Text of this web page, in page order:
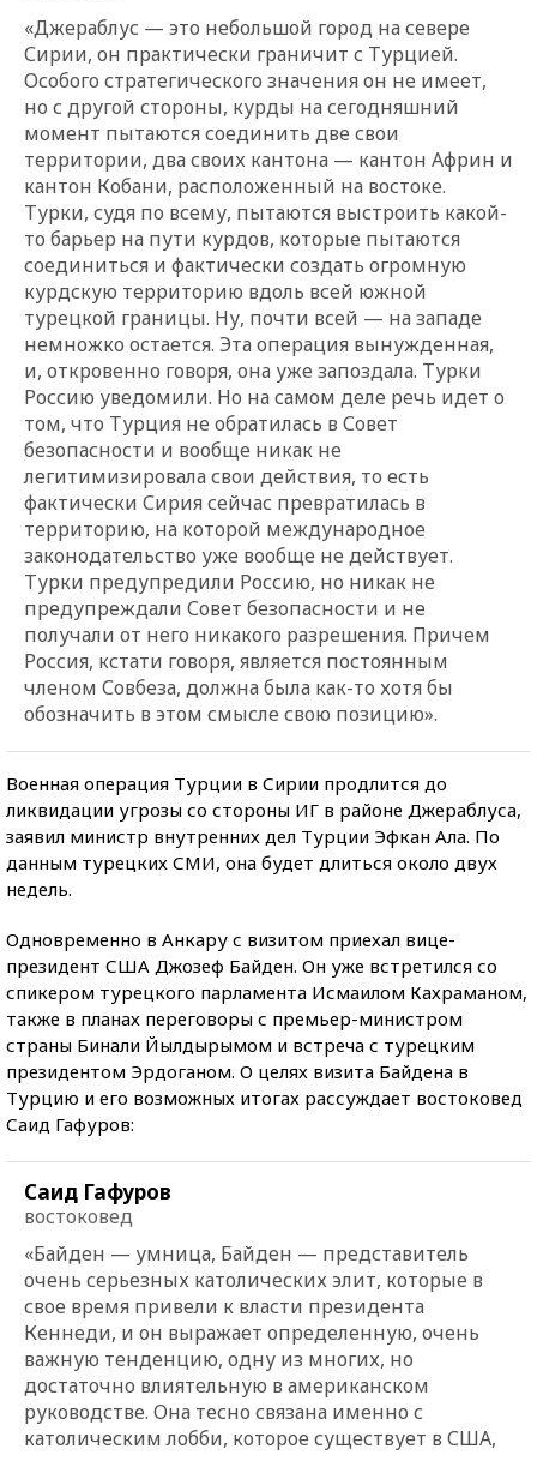
«Джераблус — это небольшой город на севере
Сирии, он практически граничит с Турцией.
Особого стратегического значения он не имеет,
но с другой стороны, курды на сегодняшний
момент пытаются соединить две свои
территории, два своих кантона — кантон Африн и
кантон Кобани, расположенный на востоке.
Турки, судя по всему, пытаются выстроить какой-
то барьер на пути курдов, которые пытаются
соединиться и фактически создать огромную
курдскую территорию вдоль всей южной
турецкой границы. Ну, почти всей — на западе
немножко остается. Эта операция вынужденная,
и, откровенно говоря, она уже запоздала. Турки
Россию уведомили. Но на самом деле речь идет о
том, что Турция не обратилась в Совет
безопасности и вообще никак не
легитимизировала свои действия, то есть
фактически Сирия сейчас превратилась в
территорию, на которой международное
законодательство уже вообще не действует.
Турки предупредили Россию, но никак не
предупреждали Совет безопасности и не
получали от него никакого разрешения. Причем
Россия, кстати говоря, является постоянным
членом Совбеза, должна была как-то хотя бы
обозначить в этом смысле свою позицию».
Военная операция Турции в Сирии продлится до
ликвидации угрозы со стороны ИГ в районе Джераблуса,
заявил министр внутренних дел Турции Эфкан Ала. По
данным турецких СМИ, она будет длиться около двух
недель.
Одновременно в Анкару с визитом приехал вице-
президент США Джозеф Байден. Он уже встретился со
спикером турецкого парламента Исмаилом Кахраманом,
также в планах переговоры с премьер-министром
страны Бинали Йылдырымом и встреча с турецким
президентом Эрдоганом. О целях визита Байдена в
Турцию и его возможных итогах рассуждает востоковед
Саид Гафуров:
Саид Гафуров
востоковед
«Байден — умница, Байден — представитель
очень серьезных католических элит, которые в
свое время привели к власти президента
Кеннеди, и он выражает определенную, очень
важную тенденцию, одну из многих, но
достаточно влиятельную в американском
руководстве. Она тесно связана именно с
католическим лобби, которое существует в США,